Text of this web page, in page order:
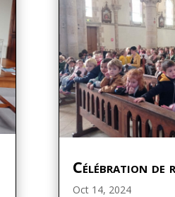
Célébration de
Oct 14, 2024